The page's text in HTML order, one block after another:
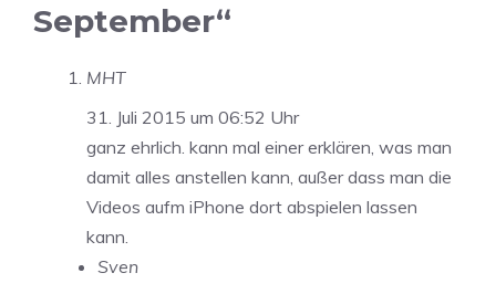
September“
MHT
31. Juli 2015 um 06:52 Uhr
ganz ehrlich. kann mal einer erklären, was man
damit alles anstellen kann, außer dass man die
Videos aufm iPhone dort abspielen lassen
kann.
Sven